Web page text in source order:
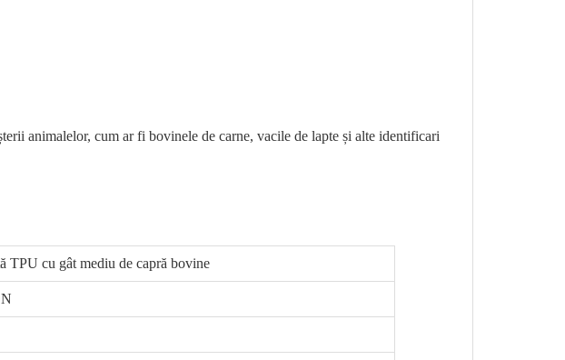
animalelor, cum ar fi bovinele de carne, vacile de lapte și alte identificari
TPU cu gât mediu de capră bovine